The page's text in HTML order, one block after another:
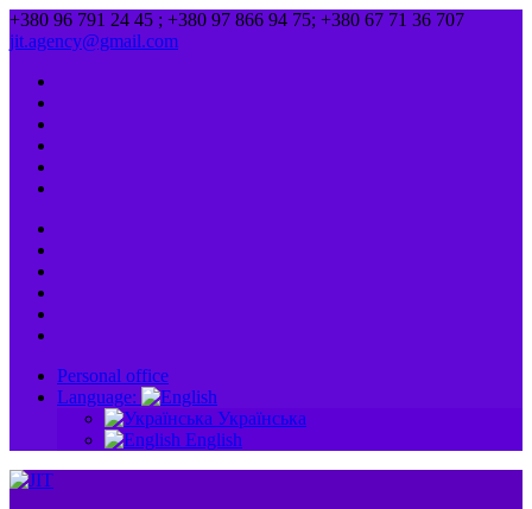
+380 96 791 24 45 ; +380 97 866 94 75; +380 67 71 36 707
jit.agency@gmail.com
Personal office
Language:
Українська
English